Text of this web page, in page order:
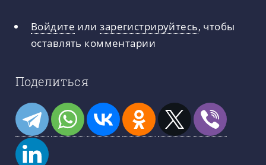
Войдите илизарегистрируйтесь, чтобы
оставлять комментарии
Поделиться